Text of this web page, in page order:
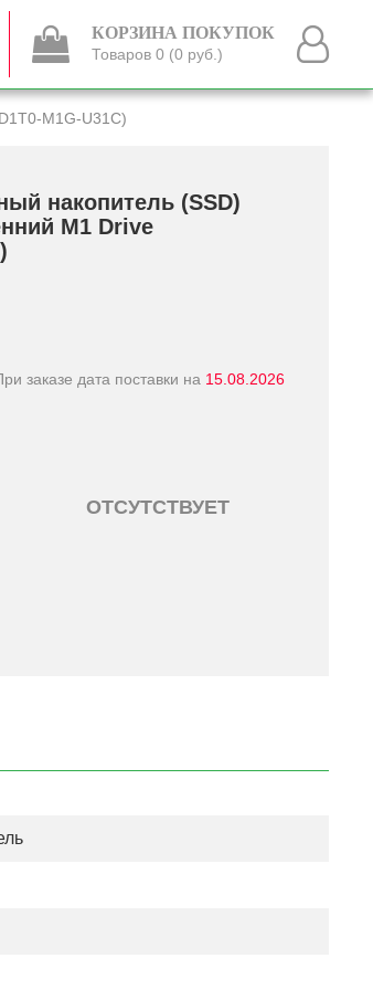
КОРЗИНА ПОКУПОК
Товаров 0 (0 руб.)
M1G-U31C)
накопитель (SSD)
M1 Drive
заказе дата поставки на 15.08.2026
ОТСУТСТВУЕТ